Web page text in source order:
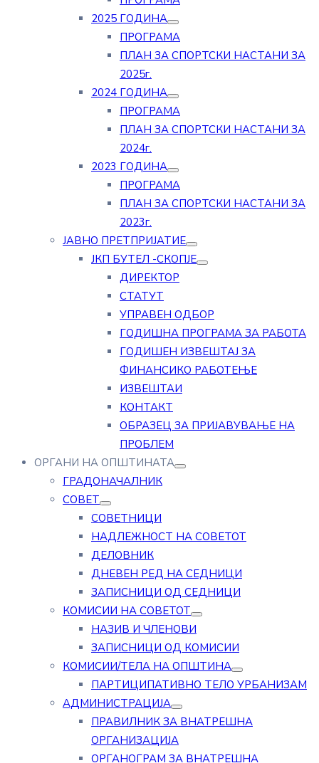
2025 ГОДИНА
ПРОГРАМА
ПЛАН ЗА СПОРТСКИ НАСТАНИ ЗА
2025г.
2024 ГОДИНА
ПРОГРАМА
ПЛАН ЗА СПОРТСКИ НАСТАНИ ЗА
2024г.
2023 ГОДИНА
ПРОГРАМА
ПЛАН ЗА СПОРТСКИ НАСТАНИ ЗА
2023г.
ЈАВНО ПРЕТПРИЈАТИЕ
ЈКП БУТЕЛ -СКОПЈЕ
ДИРЕКТОР
СТАТУТ
УПРАВЕН ОДБОР
ГОДИШНА ПРОГРАМА ЗА РАБОТА
ГОДИШЕН ИЗВЕШТАЈ ЗА
ФИНАНСИКО РАБОТЕЊЕ
ИЗВЕШТАИ
КОНТАКТ
ОБРАЗЕЦ ЗА ПРИЈАВУВАЊЕ НА
ПРОБЛЕМ
ОРГАНИ НА ОПШТИНАТА
ГРАДОНАЧАЛНИК
СОВЕТ
СОВЕТНИЦИ
НАДЛЕЖНОСТ НА СОВЕТОТ
ДЕЛОВНИК
ДНЕВЕН РЕД НА СЕДНИЦИ
ЗАПИСНИЦИ ОД СЕДНИЦИ
КОМИСИИ НА СОВЕТОТ
НАЗИВ И ЧЛЕНОВИ
ЗАПИСНИЦИ ОД КОМИСИИ
КОМИСИИ/ТЕЛА НА ОПШТИНА
ПАРТИЦИПАТИВНО ТЕЛО УРБАНИЗАМ
АДМИНИСТРАЦИЈА
ПРАВИЛНИК ЗА ВНАТРЕШНА
ОРГАНИЗАЦИЈА
ОРГАНОГРАМ ЗА ВНАТРЕШНА